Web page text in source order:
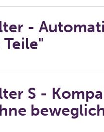
-
S -